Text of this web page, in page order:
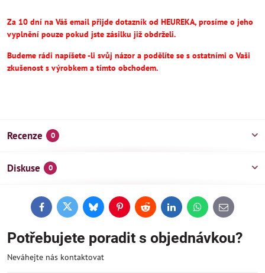
Za 10 dní na Váš email přijde dotazník od HEUREKA, prosíme o jeho
vyplnění pouze pokud jste zásilku již obdrželi.
Budeme rádi napíšete -li svůj názor a podělíte se s ostatními o Vaši
zkušenost s výrobkem a tímto obchodem.
Recenze 0
Diskuse 0
FacebookTwitterBlueskyPinterestReddit LinkedInWhatsApp
E-
mail
Potřebujete poradit s objednávkou?
Neváhejte nás kontaktovat